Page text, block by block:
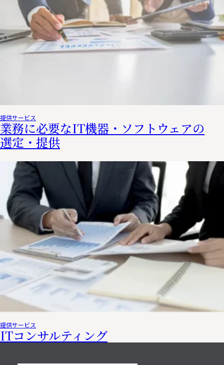
提供サービス
業務に必要なIT機器・ソフトウェアの
選定・提供
提供サービス
ITコンサルティング